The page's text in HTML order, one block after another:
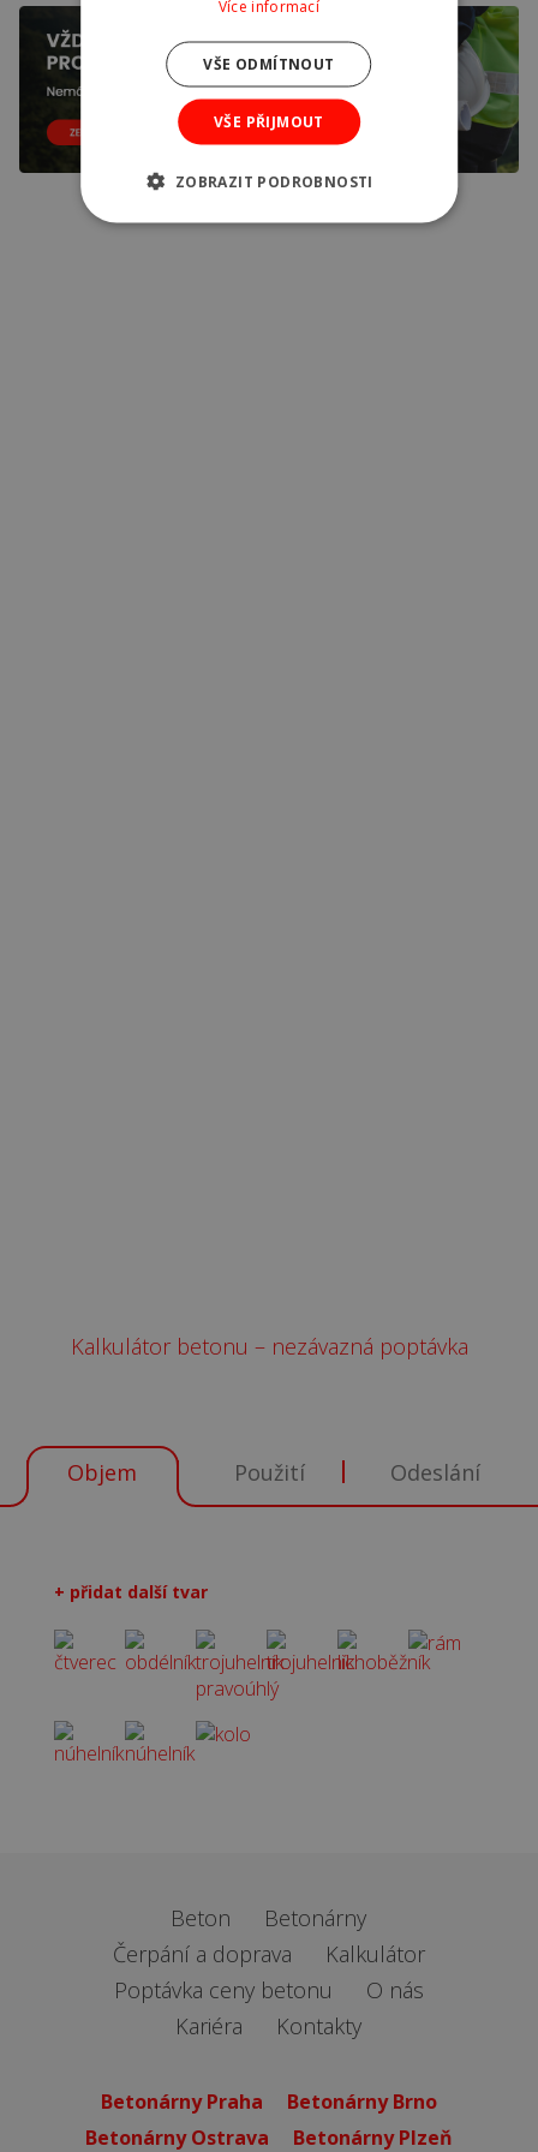
Kalkulátor betonu – nezávazná poptávka
Objem Použití Odeslání
+ přidat další tvar
Beton
Betonárny
Čerpání a doprava
Kalkulátor
Poptávka ceny betonu
O nás
Kariéra
Kontakty
Betonárny Praha
Betonárny Brno
Betonárny Ostrava
Betonárny Plzeň
Více informací
VŠE PŘIJMOUT
VŠE ODMÍTNOUT
ZOBRAZIT PODROBNOSTI